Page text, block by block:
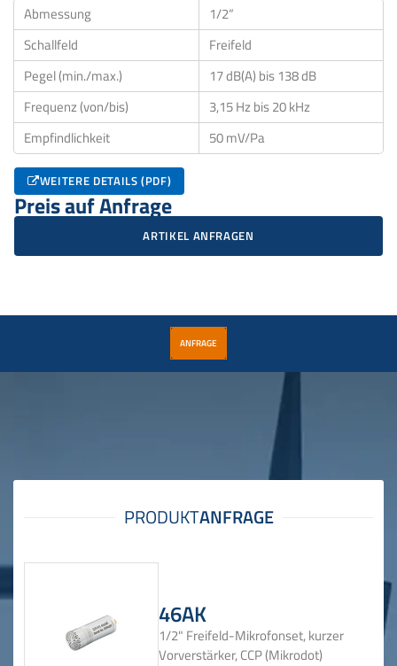
Abmessung
1/2“
Schallfeld
Freifeld
Pegel (min./max.)
17 dB(A) bis 138 dB
Frequenz (von/bis)
3,15 Hz bis 20 kHz
Empfindlichkeit
50 mV/Pa
WEITERE DETAILS (PDF)
Preis auf Anfrage
ARTIKEL ANFRAGEN
ANFRAGE
46AK
1/2" Freifeld-Mikrofonset, kurzer
Vorverstärker, CCP (Mikrodot)